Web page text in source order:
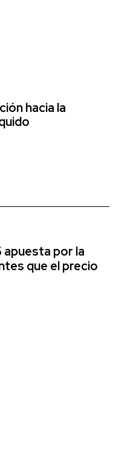
hacia la
por la
que el precio